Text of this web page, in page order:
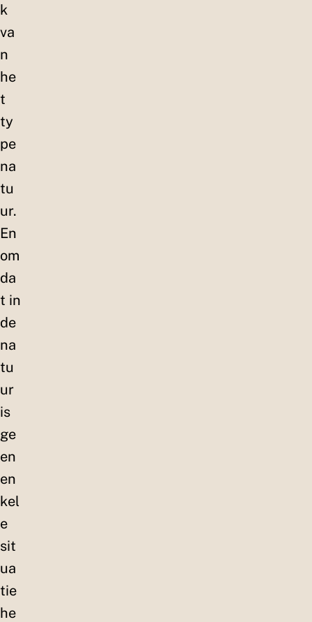
k
va
n
he
t
ty
pe
na
tu
ur.
En
om
da
t in
de
na
tu
ur
is
ge
en
en
kel
e
sit
ua
tie
he